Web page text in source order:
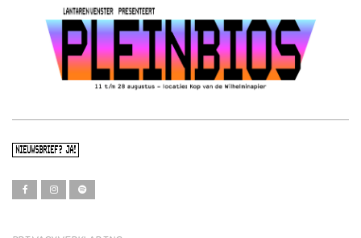
NIEUWSBRIEF? JA!